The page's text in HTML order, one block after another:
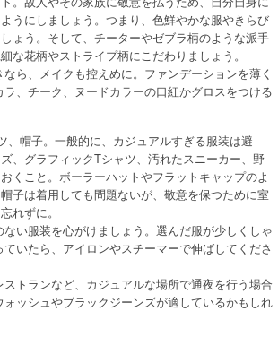
うにしましょう。つまり、色鮮やかな服やきらび
ょう。そして、チーターやゼブラ柄のような派手
な花柄やストライプ柄にこだわりましょう。
なら、メイクも控えめに。ファンデーションを薄く
ラ、チーク、ヌードカラーの口紅かグロスをつける
、帽子。一般的に、カジュアルすぎる服装は避
、グラフィックTシャツ、汚れたスニーカー、野
くこと。ボーラーハットやフラットキャップのよ
子は着用しても問題ないが、敬意を保つために室
れずに。
ない服装を心がけましょう。選んだ服が少しくしゃ
ていたら、アイロンやスチーマーで伸ばしてくださ
ストランなど、カジュアルな場所で通夜を行う場合
ォッシュやブラックジーンズが適しているかもしれ